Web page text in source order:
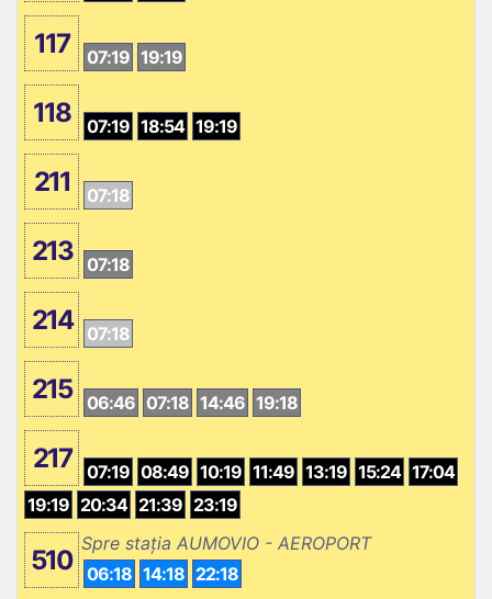
117 07:19 19:19
118 07:19 18:54 19:19
211 07:18
213 07:18
214 07:18
215 06:46 07:18 14:46 19:18
217 07:19 08:49 10:19 11:49 13:19 15:24 17:04
19:19 20:34 21:39 23:19
510
Spre stația AUMOVIO - AEROPORT
06:18 14:18 22:18